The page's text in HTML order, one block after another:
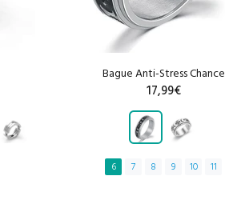
Bague Anti-Stress Chance
17,99€
6 7 8 9 10 11